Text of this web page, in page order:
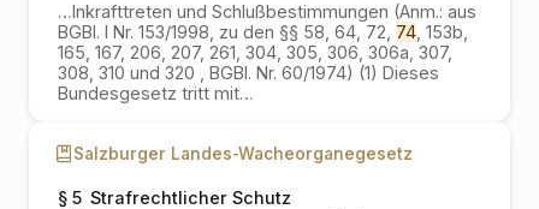
…Inkrafttreten und Schlußbestimmungen (Anm.: aus
BGBl. I Nr. 153/1998, zu den §§ 58, 64, 72, 74 , 153b,
165, 167, 206, 207, 261, 304, 305, 306, 306a, 307,
308, 310 und 320 , BGBl. Nr. 60/1974) (1) Dieses
Bundesgesetz tritt mit…
Salzburger Landes-Wacheorganegesetz
§ 5 Strafrechtlicher Schutz